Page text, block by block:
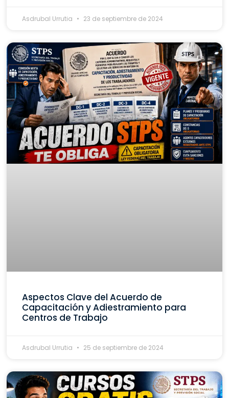
Asdrubal Urrutia 23 de septiembre de 2024
Aspectos Clave del Acuerdo de
Capacitación y Adiestramiento para
Centros de Trabajo
Asdrubal Urrutia 25 de septiembre de 2024